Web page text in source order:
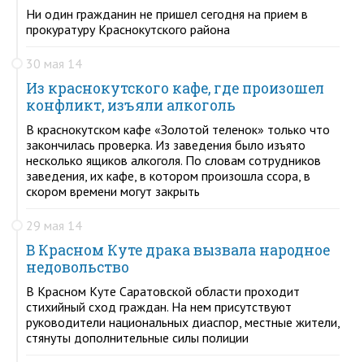
Ни один гражданин не пришел сегодня на прием в
прокуратуру Краснокутского района
30 мая 14
Из краснокутского кафе, где произошел
конфликт, изъяли алкоголь
В краснокутском кафе «Золотой теленок» только что
закончилась проверка. Из заведения было изъято
несколько ящиков алкоголя. По словам сотрудников
заведения, их кафе, в котором произошла ссора, в
скором времени могут закрыть
29 мая 14
В Красном Куте драка вызвала народное
недовольство
В Красном Куте Саратовской области проходит
стихийный сход граждан. На нем присутствуют
руководители национальных диаспор, местные жители,
стянуты дополнительные силы полиции